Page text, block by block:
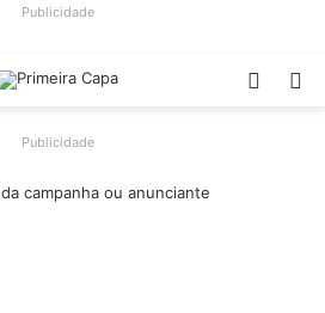
Publicidade
Publicidade